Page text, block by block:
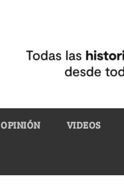
OPINIÓN VIDEOS